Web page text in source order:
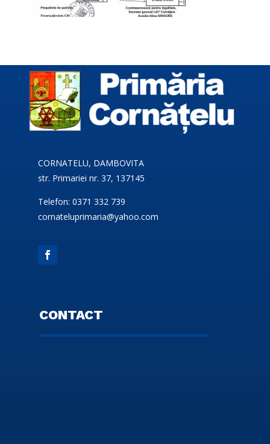
CORNATELU, DAMBOVITA
str. Primariei nr. 37, 137145
Telefon: 0371 332 739
cornateluprimaria@yahoo.com
CONTACT